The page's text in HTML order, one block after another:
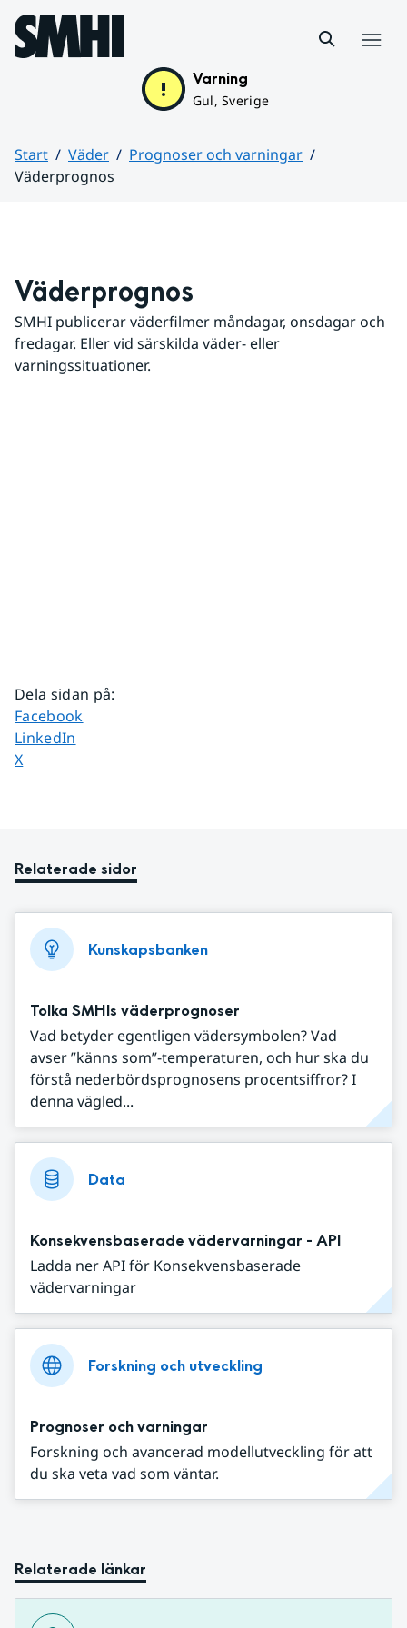
Hoppa till sidans innehåll
Varning
Gul, Sverige
Start Väder
Prognoser och varningar
Väderprognos
Väderprognos
SMHI publicerar väderfilmer måndagar, onsdagar och
fredagar. Eller vid särskilda väder- eller
varningssituationer.
Dela sidan på:
Dela sidan på
Facebook
Dela sidan på
LinkedIn
Dela sidan på
X
Relaterade sidor
Kunskapsbanken
Tolka SMHIs väderprognoser
Vad betyder egentligen vädersymbolen? Vad
avser ”känns som”-temperaturen, och hur ska du
förstå nederbördsprognosens procentsiffror? I
denna vägled...
Data
Konsekvensbaserade vädervarningar - API
Ladda ner API för Konsekvensbaserade
vädervarningar
Forskning och utveckling
Prognoser och varningar
Forskning och avancerad modellutveckling för att
du ska veta vad som väntar.
Relaterade länkar